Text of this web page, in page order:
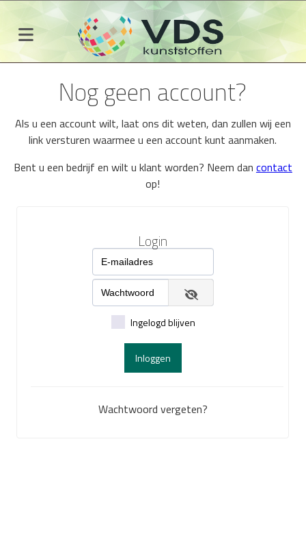
Nog geen account?
Als u een account wilt, laat ons dit weten, dan zullen wij een
link versturen waarmee u een account kunt aanmaken.
Bent u een bedrijf en wilt u klant worden? Neem dan contact
op!
Login
Ingelogd blijven
Inloggen
Wachtwoord vergeten?